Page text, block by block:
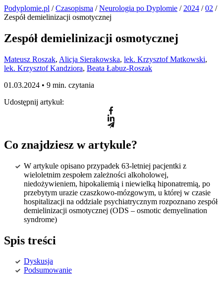
Podyplomie.pl /Czasopisma /Neurologia po Dyplomie / 2024 /02 /
Zespół demielinizacji osmotycznej
Zespół demielinizacji osmotycznej
Mateusz Roszak, Alicja Sierakowska, lek. Krzysztof Matkowski,
lek. Krzysztof Kandziora, Beata Łabuz-Roszak
01.03.2024 • 9 min. czytania
Udostępnij artykuł:
Co znajdziesz w artykule?
W artykule opisano przypadek 63-letniej pacjentki z
wieloletnim zespołem zależności alkoholowej,
niedożywieniem, hipokaliemią i niewielką hiponatremią, po
przebytym urazie czaszkowo-mózgowym, u której w czasie
hospitalizacji na oddziale psychiatrycznym rozpoznano zespół
demielinizacji osmotycznej (ODS – osmotic demyelination
syndrome)
Spis treści
Dyskusja
Podsumowanie